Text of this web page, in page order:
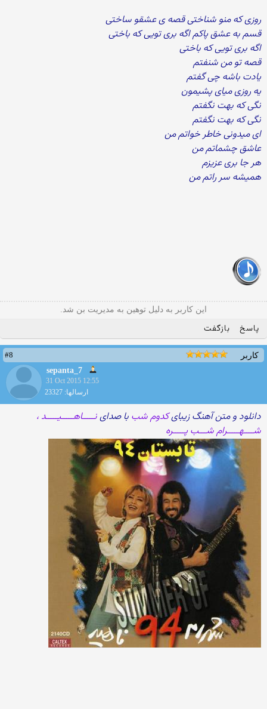
روزی که منو شناختی قصه ی عشقو ساختی
قسم به عشق پاکم اگه بری تویی که باختی
اگه بری تویی که باختی
قصه تو من شنفتم
یادت باشه چی گفتم
یه روزی میای پشیمون
نگی که بهت نگفتم
نگی که بهت نگفتم
ای میدونی خاطر خواتم من
عاشق چشماتم من
هر جا بری عزیزم
همیشه سر راتم من
این کاربر به دلیل توهین به مدیریت بن شد.
پاسخ بازگفت
کاربر
#8
sepanta_7
31 Oct 2015 12:55
ارسالها: 23327
دانلود و متن آهنگ زیبایکدوم شب با صداینـــــاهـــــیـــــد ،
شــــهـــــرام شـــب پـــــره